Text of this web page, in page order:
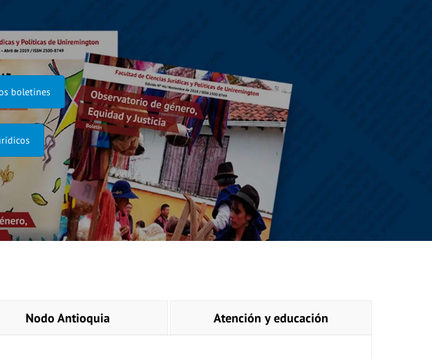
boletines
Nodo Antioquia Atención y educación